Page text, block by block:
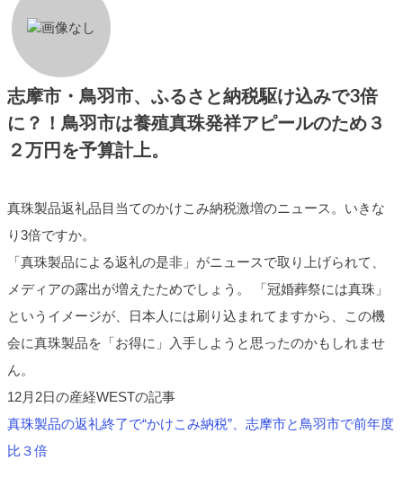
志摩市・鳥羽市、ふるさと納税駆け込みで3倍
に？！鳥羽市は養殖真珠発祥アピールのため３
２万円を予算計上。
真珠製品返礼品目当てのかけこみ納税激増のニュース。いきな
り3倍ですか。
「真珠製品による返礼の是非」がニュースで取り上げられて、
メディアの露出が増えたためでしょう。 「冠婚葬祭には真珠」
というイメージが、日本人には刷り込まれてますから、この機
会に真珠製品を「お得に」入手しようと思ったのかもしれませ
ん。
12月2日の産経WESTの記事
真珠製品の返礼終了で“かけこみ納税”、志摩市と鳥羽市で前年度
比３倍